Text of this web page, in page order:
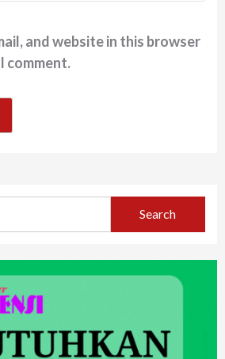
and website in this browser
comment.